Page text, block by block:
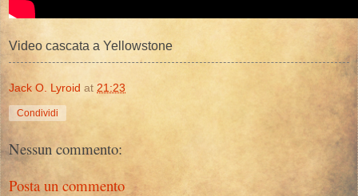
Video cascata a Yellowstone
Jack O. Lyroid at 21:23
Condividi
Nessun commento:
Posta un commento